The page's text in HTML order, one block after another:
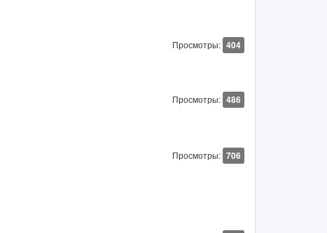
Просмотры: 404
Просмотры: 486
Просмотры: 706